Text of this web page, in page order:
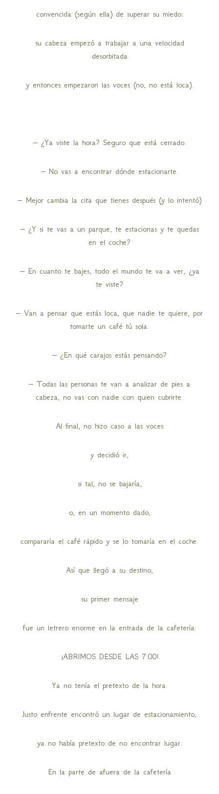
convencida (según ella) de superar su miedo;
su cabeza empezó a trabajar a una velocidad
desorbitada
y entonces empezaron las voces (no, no está loca).
– ¿Ya viste la hora? Seguro que está cerrado.
– No vas a encontrar dónde estacionarte.
– Mejor cambia la cita que tienes después (y lo intentó)
– ¿Y si te vas a un parque, te estacionas y te quedas
en el coche?
– En cuanto te bajes, todo el mundo te va a ver, ¿ya
te viste?
– Van a pensar que estás loca, que nadie te quiere, por
tomarte un café tú sola.
– ¿En qué carajos estás pensando?
– Todas las personas te van a analizar de pies a
cabeza, no vas con nadie con quien cubrirte.
Al final, no hizo caso a las voces
y decidió ir,
si tal, no se bajaría,
o, en un momento dado,
compararía el café rápido y se lo tomaría en el coche.
Así que llegó a su destino,
su primer mensaje
fue un letrero enorme en la entrada de la cafetería:
¡ABRIMOS DESDE LAS 7:00!
Ya no tenía el pretexto de la hora.
Justo enfrente encontró un lugar de estacionamiento,
ya no había pretexto de no encontrar lugar.
En la parte de afuera de la cafetería